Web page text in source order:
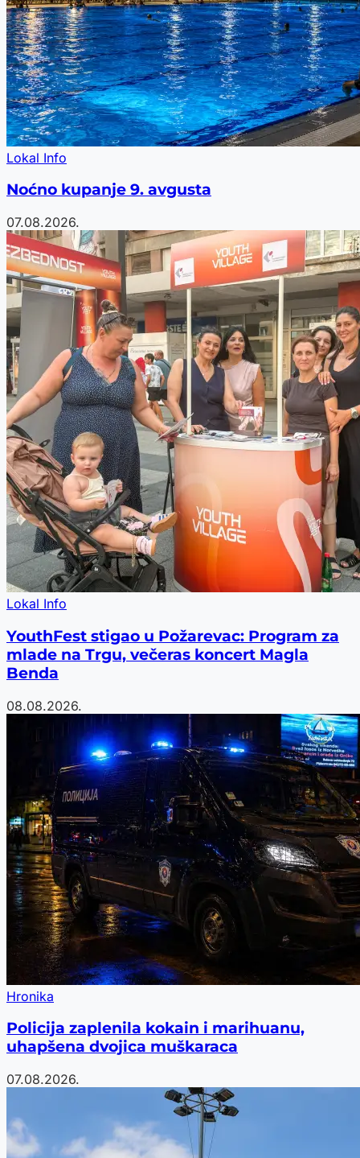
Lokal Info
Noćno kupanje 9. avgusta
07.08.2026.
Lokal Info
YouthFest stigao u Požarevac: Program za
mlade na Trgu, večeras koncert Magla
Benda
08.08.2026.
Hronika
Policija zaplenila kokain i marihuanu,
uhapšena dvojica muškaraca
07.08.2026.